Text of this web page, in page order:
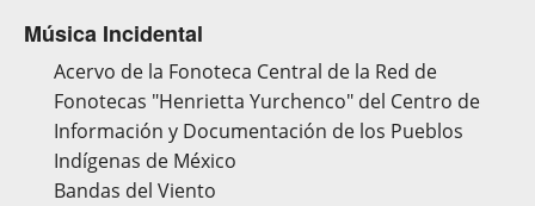
Música Incidental
Acervo de la Fonoteca Central de la Red de
Fonotecas "Henrietta Yurchenco" del Centro de
Información y Documentación de los Pueblos
Indígenas de México
Bandas del Viento